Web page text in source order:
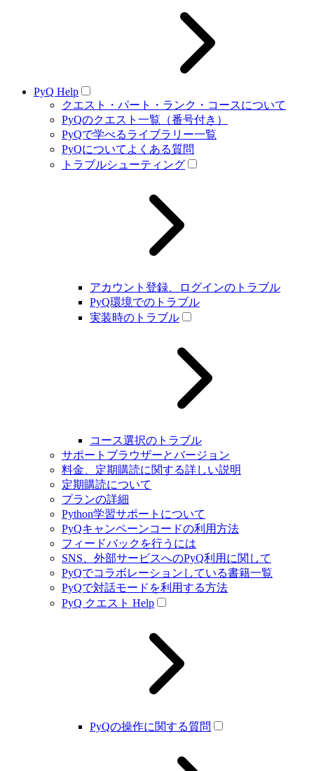
PyQ Help
クエスト・パート・ランク・コースについて
PyQのクエスト一覧（番号付き）
PyQで学べるライブラリー一覧
PyQについてよくある質問
トラブルシューティング
アカウント登録、ログインのトラブル
PyQ環境でのトラブル
実装時のトラブル
コース選択のトラブル
サポートブラウザーとバージョン
料金、定期購読に関する詳しい説明
定期購読について
プランの詳細
Python学習サポートについて
PyQキャンペーンコードの利用方法
フィードバックを行うには
SNS、外部サービスへのPyQ利用に関して
PyQでコラボレーションしている書籍一覧
PyQで対話モードを利用する方法
PyQ クエスト Help
PyQの操作に関する質問